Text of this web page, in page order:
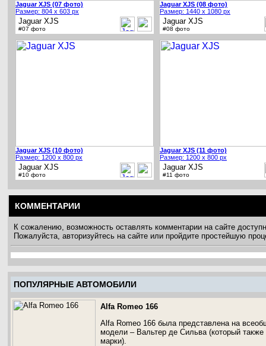
Jaguar XJS (07 фото)
Размер: 804 x 603 px
Jaguar XJS
#07 фото
Jaguar XJS (08 фото)
Размер: 1440 x 1080 px
Jaguar XJS
#08 фото
Jaguar XJS (10 фото)
Размер: 1200 x 800 px
Jaguar XJS
#10 фото
Jaguar XJS (11 фото)
Размер: 1200 x 800 px
Jaguar XJS
#11 фото
КОММЕНТАРИИ
К сожалению, возможность оставлять комментарии на сайте
Пожалуйста, авторизуйтесь на сайте или пройдите простейшую
ПОПУЛЯРНЫЕ АВТОМОБИЛИ
Alfa Romeo 166
Alfa Romeo 166 была представлена на
модели – Вальтер де Сильва (который
марки).